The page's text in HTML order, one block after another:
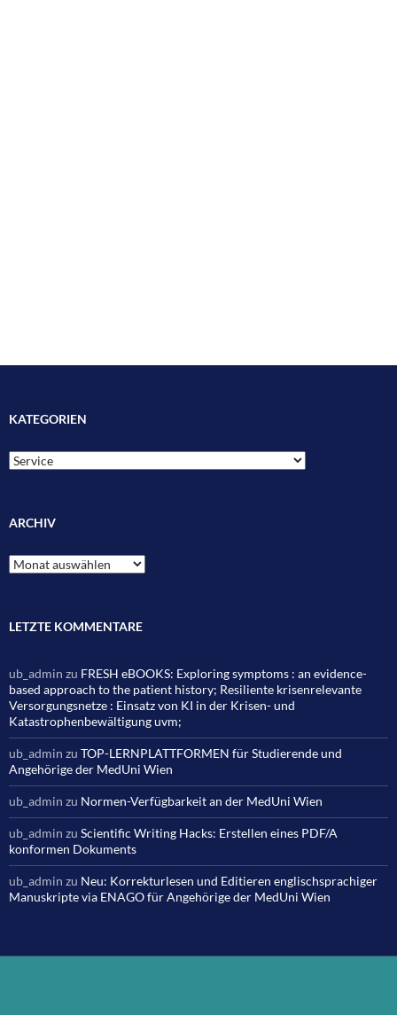
KATEGORIEN
Kategorien
ARCHIV
Archiv
LETZTE KOMMENTARE
ub_admin zu FRESH eBOOKS: Exploring symptoms : an evidence-
based approach to the patient history; Resiliente krisenrelevante
Versorgungsnetze : Einsatz von KI in der Krisen- und
Katastrophenbewältigung uvm;
ub_admin zu TOP-LERNPLATTFORMEN für Studierende und
Angehörige der MedUni Wien
ub_admin zu Normen-Verfügbarkeit an der MedUni Wien
ub_admin zu Scientific Writing Hacks: Erstellen eines PDF/A
konformen Dokuments
ub_admin zu Neu: Korrekturlesen und Editieren englischsprachiger
Manuskripte via ENAGO für Angehörige der MedUni Wien